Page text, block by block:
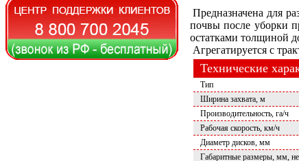
Предназначена для
почвы после уборки
остатками толщиной
Агрегатируется с
Технические
Тип
Ширина захвата, м
Производительность, га/ч
Рабочая скорость, км/ч
Диаметр дисков, мм
Габаритные размеры, мм,